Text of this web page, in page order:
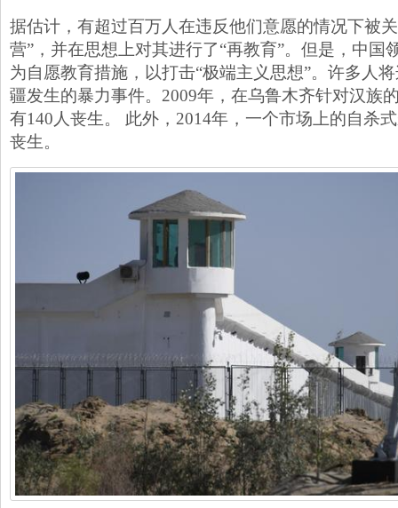
据估计，有超过百万人在违反他们意愿的情况下被
营”，并在思想上对其进行了“再教育”。但是，中国
为自愿教育措施，以打击“极端主义思想”。许多人
疆发生的暴力事件。2009年，在乌鲁木齐针对汉族
有140人丧生。 此外，2014年，一个市场上的自杀
丧生。